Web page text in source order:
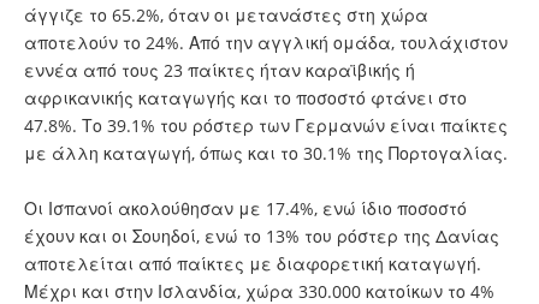
άγγιζε το 65.2%, όταν οι μετανάστες στη χώρα
αποτελούν το 24%. Από την αγγλική ομάδα, τουλάχιστον
εννέα από τους 23 παίκτες ήταν καραϊβικής ή
αφρικανικής καταγωγής και το ποσοστό φτάνει στο
47.8%. Το 39.1% του ρόστερ των Γερμανών είναι παίκτες
με άλλη καταγωγή, όπως και το 30.1% της Πορτογαλίας.
Οι Ισπανοί ακολούθησαν με 17.4%, ενώ ίδιο ποσοστό
έχουν και οι Σουηδοί, ενώ το 13% του ρόστερ της Δανίας
αποτελείται από παίκτες με διαφορετική καταγωγή.
Μέχρι και στην Ισλανδία, χώρα 330.000 κατοίκων το 4%